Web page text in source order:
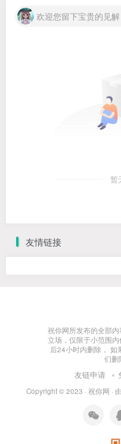
欢迎您留下宝贵的见解
暂
友情链接
祝你网所发布的全部
立场，仅限于小范围
后24小时内删除， 如
们删
友链申请
Copyright © 2023 · 祝你网 · 由